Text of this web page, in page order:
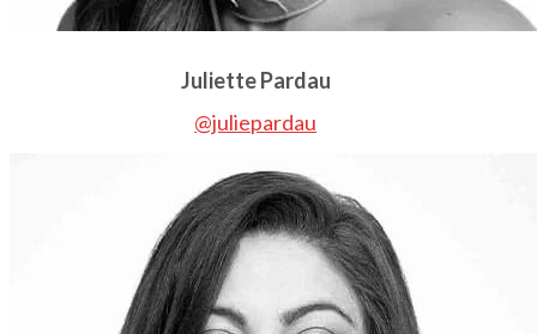
Juliette Pardau
@juliepardau